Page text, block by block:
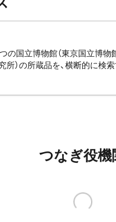
国立博物館（東京国立博物
所）の所蔵品を、横断的に検
つなぎ役機